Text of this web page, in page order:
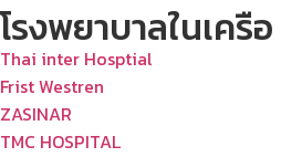
โรงพยาบาลในเครือ
Thai inter Hosptial
Frist Westren
ZASINAR
TMC HOSPITAL